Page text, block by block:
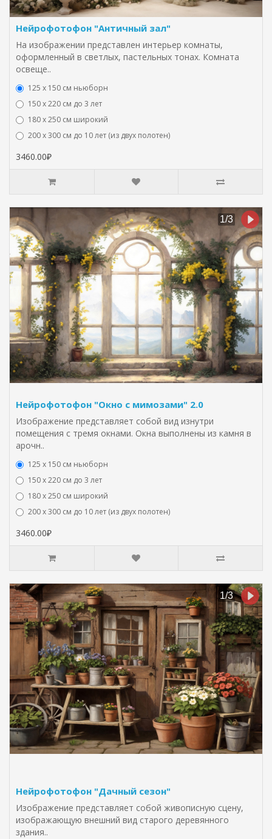
Нейрофотофон "Античный зал"
На изображении представлен интерьер комнаты,
оформленный в светлых, пастельных тонах. Комната
освеще..
125 x 150 см ньюборн
150 х 220 см до 3 лет
180 х 250 см широкий
200 х 300 см до 10 лет (из двух полотен)
3460.00₽
Нейрофотофон "Окно с мимозами" 2.0
Изображение представляет собой вид изнутри
помещения с тремя окнами. Окна выполнены из камня в
арочн..
125 x 150 см ньюборн
150 х 220 см до 3 лет
180 х 250 см широкий
200 х 300 см до 10 лет (из двух полотен)
3460.00₽
Нейрофотофон "Дачный сезон"
Изображение представляет собой живописную сцену,
изображающую внешний вид старого деревянного
здания..